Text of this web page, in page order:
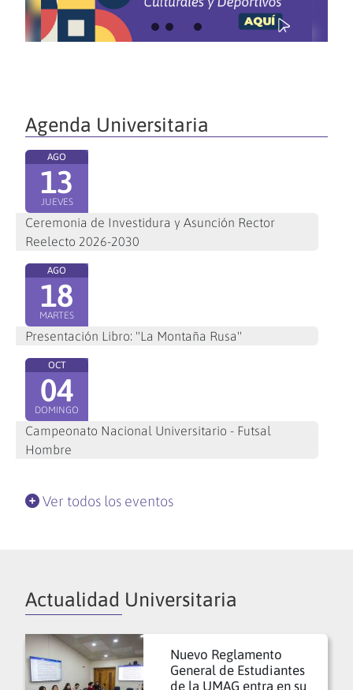
Agenda Universitaria
AGO
13
JUEVES
Ceremonia de Investidura y Asunción Rector
Reelecto 2026-2030
AGO
18
MARTES
Presentación Libro: "La Montaña Rusa"
OCT
04
DOMINGO
Campeonato Nacional Universitario - Futsal
Hombre
Ver todos los eventos
Actualidad Universitaria
Nuevo Reglamento
General de Estudiantes
de la UMAG entra en su